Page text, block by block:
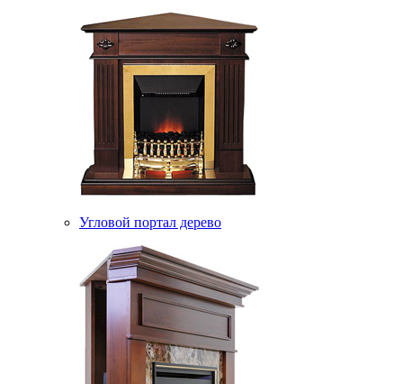
Угловой портал дерево